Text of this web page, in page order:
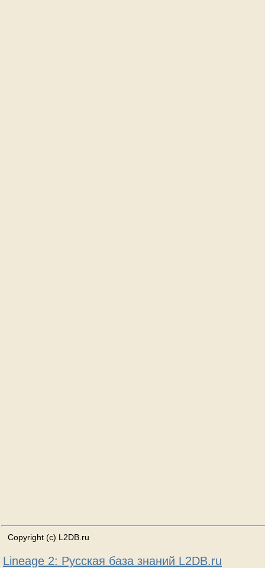
Copyright (c) L2DB.ru
Lineage 2: Русская база знаний L2DB.ru